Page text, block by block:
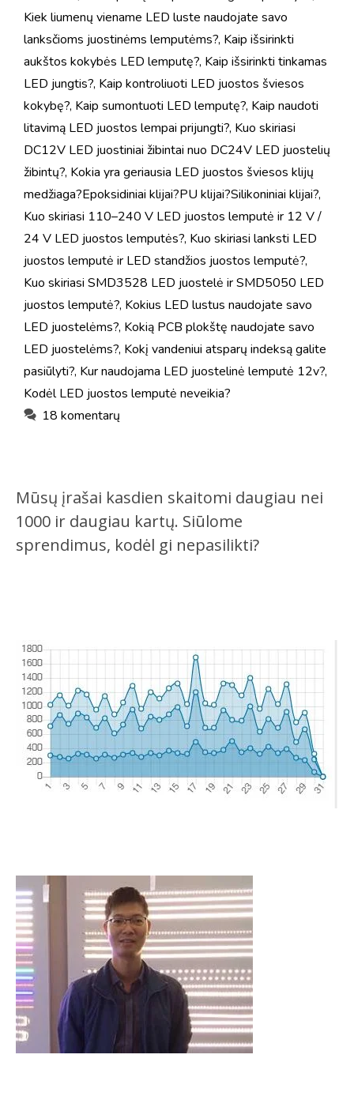
Kiek liumenų viename LED luste naudojate savo
lanksčioms juostinėms lemputėms?, Kaip išsirinkti
aukštos kokybės LED lemputę?, Kaip išsirinkti tinkamas
LED jungtis?, Kaip kontroliuoti LED juostos šviesos
kokybę?, Kaip sumontuoti LED lemputę?, Kaip naudoti
litavimą LED juostos lempai prijungti?, Kuo skiriasi
DC12V LED juostiniai žibintai nuo DC24V LED juostelių
žibintų?, Kokia yra geriausia LED juostos šviesos klijų
medžiaga?Epoksidiniai klijai?PU klijai?Silikoniniai klijai?,
Kuo skiriasi 110–240 V LED juostos lemputė ir 12 V /
24 V LED juostos lemputės?, Kuo skiriasi lanksti LED
juostos lemputė ir LED standžios juostos lemputė?,
Kuo skiriasi SMD3528 LED juostelė ir SMD5050 LED
juostos lemputė?, Kokius LED lustus naudojate savo
LED juostelėms?, Kokią PCB plokštę naudojate savo
LED juostelėms?, Kokį vandeniui atsparų indeksą galite
pasiūlyti?, Kur naudojama LED juostelinė lemputė 12v?,
Kodėl LED juostos lemputė neveikia?
18 komentarų
Mūsų įrašai kasdien skaitomi daugiau nei
1000 ir daugiau kartų. Siūlome
sprendimus, kodėl gi nepasilikti?